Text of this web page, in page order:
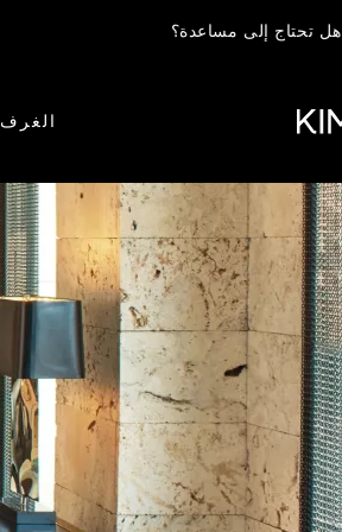
هل تحتاج إلى مساعدة؟
الغرف